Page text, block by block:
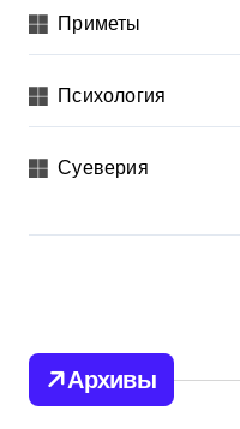
Приметы
Психология
Суеверия
Архивы